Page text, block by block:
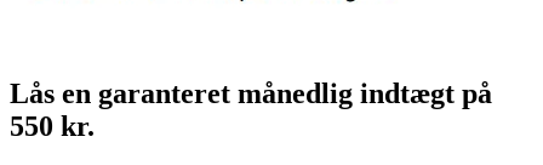
Lås en garanteret månedlig indtægt på
550 kr.